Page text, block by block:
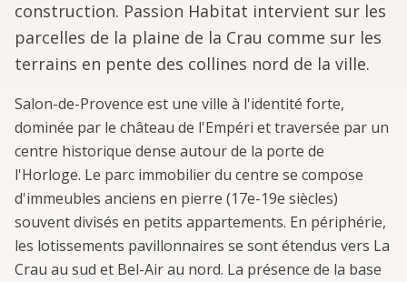
construction. Passion Habitat intervient sur les
parcelles de la plaine de la Crau comme sur les
terrains en pente des collines nord de la ville.
Salon-de-Provence est une ville à l'identité forte,
dominée par le château de l'Empéri et traversée par un
centre historique dense autour de la porte de
l'Horloge. Le parc immobilier du centre se compose
d'immeubles anciens en pierre (17e-19e siècles)
souvent divisés en petits appartements. En périphérie,
les lotissements pavillonnaires se sont étendus vers La
Crau au sud et Bel-Air au nord. La présence de la base